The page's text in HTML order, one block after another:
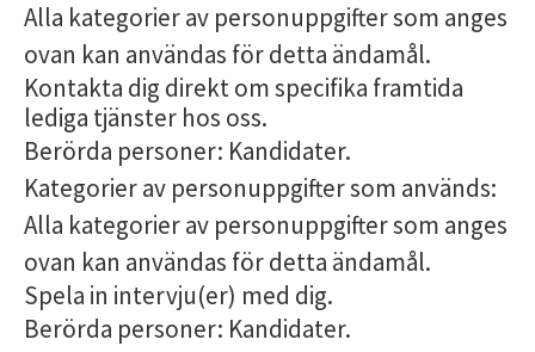
Alla kategorier av personuppgifter som anges
ovan kan användas för detta ändamål.
Kontakta dig direkt om specifika framtida
lediga tjänster hos oss.
Berörda personer: Kandidater.
Kategorier av personuppgifter som används:
Alla kategorier av personuppgifter som anges
ovan kan användas för detta ändamål.
Spela in intervju(er) med dig.
Berörda personer: Kandidater.